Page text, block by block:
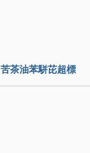
苦茶油苯駢芘超標